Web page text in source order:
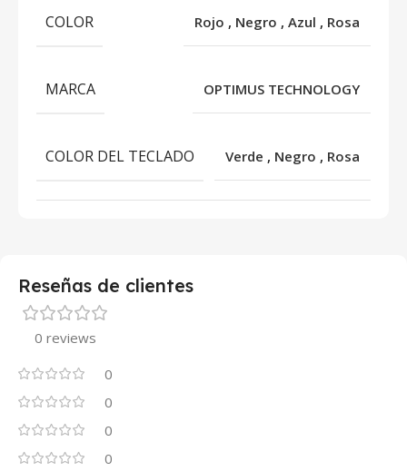
COLOR Rojo , Negro , Azul , Rosa
MARCA OPTIMUS TECHNOLOGY
COLOR DEL TECLADO Verde , Negro , Rosa
Reseñas de clientes
0 reviews
0
0
0
0